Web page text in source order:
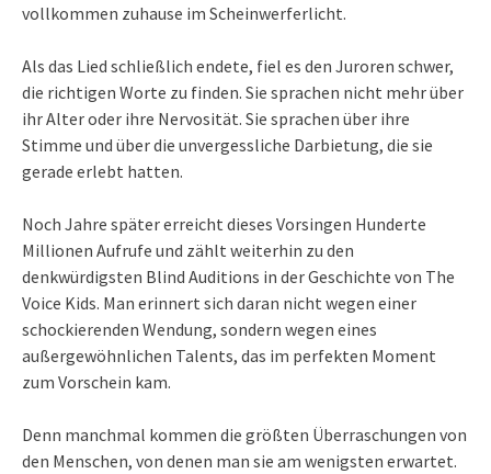
vollkommen zuhause im Scheinwerferlicht.
Als das Lied schließlich endete, fiel es den Juroren schwer,
die richtigen Worte zu finden. Sie sprachen nicht mehr über
ihr Alter oder ihre Nervosität. Sie sprachen über ihre
Stimme und über die unvergessliche Darbietung, die sie
gerade erlebt hatten.
Noch Jahre später erreicht dieses Vorsingen Hunderte
Millionen Aufrufe und zählt weiterhin zu den
denkwürdigsten Blind Auditions in der Geschichte von The
Voice Kids. Man erinnert sich daran nicht wegen einer
schockierenden Wendung, sondern wegen eines
außergewöhnlichen Talents, das im perfekten Moment
zum Vorschein kam.
Denn manchmal kommen die größten Überraschungen von
den Menschen, von denen man sie am wenigsten erwartet.